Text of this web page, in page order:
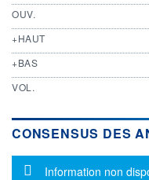
OUV.
+HAUT
+BAS
VOL.
CONSENSUS DES
Message
Information non